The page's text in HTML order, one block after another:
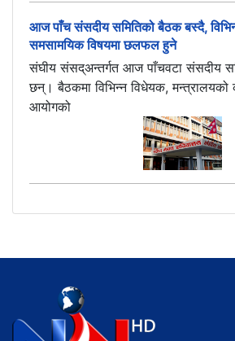
आज पाँच संसदीय समितिको बैठक बस्दै,
समसामयिक विषयमा छलफल हुने
संघीय संसद्अन्तर्गत आज पाँचवटा संसदीय
छन्। बैठकमा विभिन्न विधेयक, मन्त्रालयको
आयोगको